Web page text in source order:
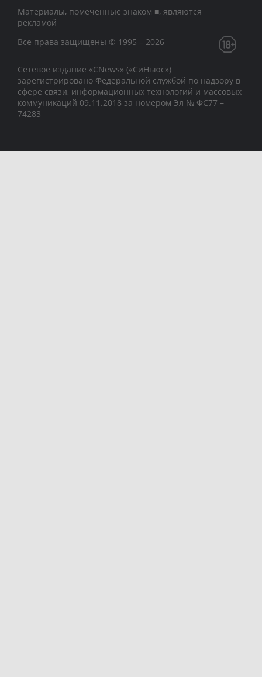
Материалы, помеченные знаком ■, являются
рекламой
Все права защищены © 1995 – 2026
Сетевое издание «CNews» («СиНьюс»)
зарегистрировано Федеральной службой по надзору в
сфере связи, информационных технологий и массовых
коммуникаций 09.11.2018 за номером Эл № ФС77 –
74283